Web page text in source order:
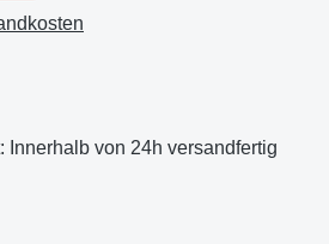
von 24h versandfertig